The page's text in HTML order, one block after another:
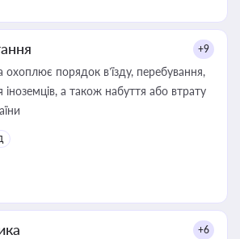
+9
охоплює порядок в’їзду, перебування,
а також набуття або втрату
+6